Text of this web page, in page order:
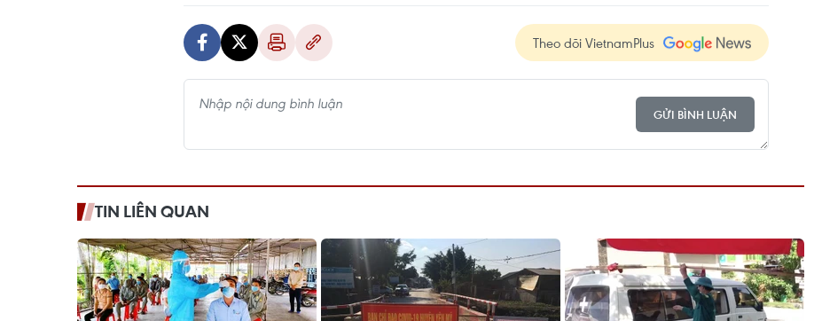
Theo dõi VietnamPlus
GỬI BÌNH LUẬN
TIN LIÊN QUAN